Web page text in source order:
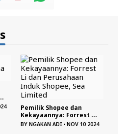
Pemilik Shopee dan
Kekayaannya: Forrest ...
BY NGAKAN ADI • NOV 10 2024